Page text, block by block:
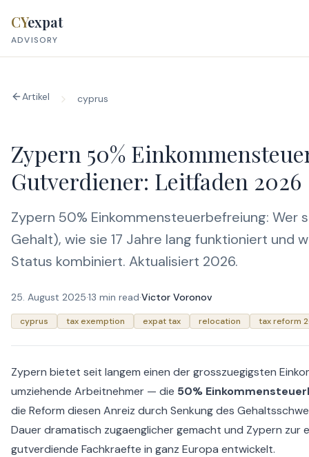
CYexpat
ADVISORY
Artikel cyprus
Zypern 50%
Gutverdiener: Leitfaden 2026
Zypern 50% Einkommensteuerbefreiung: Wer
Gehalt), wie sie 17 Jahre lang funktioniert und
Status kombiniert. Aktualisiert 2026.
25. August 2025·13 min read·Victor Voronov
cyprus tax exemption expat tax relocation tax reform
Zypern bietet seit langem einen der grosszuegigsten
umziehende Arbeitnehmer — die 50%
die Reform diesen Anreiz durch Senkung des
Dauer dramatisch zugaenglicher gemacht und Zypern zur
gutverdiende Fachkraefte in ganz Europa entwickelt.